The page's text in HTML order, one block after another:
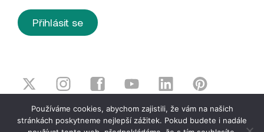
Přihlásit se
© WELL PACK, s.r.o. 2026Zásady ochrany osobních
údajů|Smluvní podmínky|Právní
Používáme cookies, abychom zajistili, že vám na našich
stránkách poskytneme nejlepší zážitek. Pokud budete i nadále